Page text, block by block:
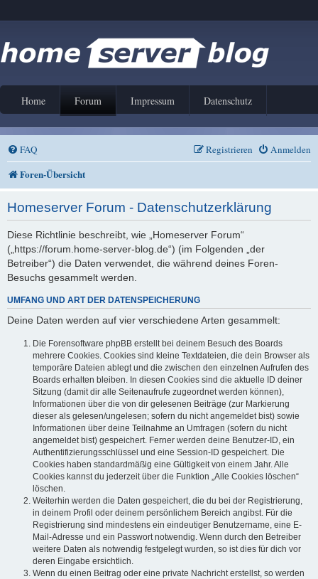
Home Forum Impressum Datenschutz
FAQ Anmelden
Registrieren
Foren-Übersicht
Homeserver Forum - Datenschutzerklärung
Diese Richtlinie beschreibt, wie „Homeserver Forum“
(„https://forum.home-server-blog.de“) (im Folgenden „der
Betreiber“) die Daten verwendet, die während deines Foren-
Besuchs gesammelt werden.
UMFANG UND ART DER DATENSPEICHERUNG
Deine Daten werden auf vier verschiedene Arten gesammelt:
Die Forensoftware phpBB erstellt bei deinem Besuch des Boards
mehrere Cookies. Cookies sind kleine Textdateien, die dein Browser als
temporäre Dateien ablegt und die zwischen den einzelnen Aufrufen des
Boards erhalten bleiben. In diesen Cookies sind die aktuelle ID deiner
Sitzung (damit dir alle Seitenaufrufe zugeordnet werden können),
Informationen über die von dir gelesenen Beiträge (zur Markierung
dieser als gelesen/ungelesen; sofern du nicht angemeldet bist) sowie
Informationen über deine Teilnahme an Umfragen (sofern du nicht
angemeldet bist) gespeichert. Ferner werden deine Benutzer-ID, ein
Authentifizierungsschlüssel und eine Session-ID gespeichert. Die
Cookies haben standardmäßig eine Gültigkeit von einem Jahr. Alle
Cookies kannst du jederzeit über die Funktion „Alle Cookies löschen“
löschen.
Weiterhin werden die Daten gespeichert, die du bei der Registrierung,
in deinem Profil oder deinem persönlichem Bereich angibst. Für die
Registrierung sind mindestens ein eindeutiger Benutzername, eine E-
Mail-Adresse und ein Passwort notwendig. Wenn durch den Betreiber
weitere Daten als notwendig festgelegt wurden, so ist dies für dich vor
deren Eingabe ersichtlich.
Wenn du einen Beitrag oder eine private Nachricht erstellst, so werden